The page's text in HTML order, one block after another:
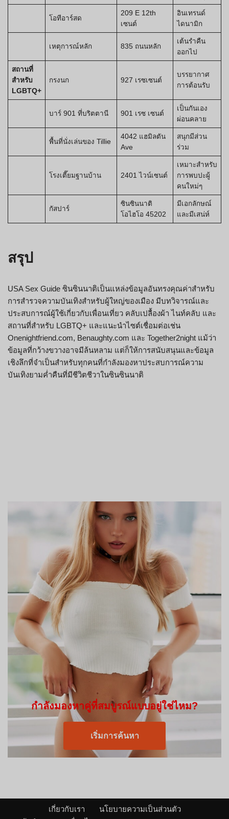
โอทีอาร์สด
209 E 12th
เซนต์
อินเทรนด์
ไดนามิก
เหตุการณ์หลัก 835 ถนนหลัก
เต้นรำคืน
ออกไป
สถานที่
สำหรับ
LGBTQ+
กรงนก 927 เรซเซนต์
บรรยากาศ
การต้อนรับ
บาร์ 901 ที่บริตตานี 901 เรซ เซนต์
เป็นกันเอง
ผ่อนคลาย
พื้นที่นั่งเล่นของ Tillie
4042 แฮมิลตัน
Ave
สนุกมีส่วน
ร่วม
โรงเตี๊ยมฐานบ้าน 2401 ไวน์เซนต์
เหมาะสำหรับ
การพบปะผู้
คนใหม่ๆ
กัสปาร์
ซินซินนาติ
โอไฮโอ 45202
มีเอกลักษณ์
และมีเสน่ห์
สรุป
USA Sex Guide ซินซินนาติเป็นแหล่งข้อมูลอันทรงคุณค่าสำหรับ
การสำรวจความบันเทิงสำหรับผู้ใหญ่ของเมือง มีบทวิจารณ์และ
ประสบการณ์ผู้ใช้เกี่ยวกับเพื่อนเที่ยว คลับเปลื้องผ้า ไนท์คลับ และ
สถานที่สำหรับ LGBTQ+ และแนะนำไซต์เชื่อมต่อเช่น
Onenightfriend.com, Benaughty.com และ Together2night แม้ว่า
ข้อมูลที่กว้างขวางอาจมีล้นหลาม แต่ก็ให้การสนับสนุนและข้อมูล
เชิงลึกที่จำเป็นสำหรับทุกคนที่กำลังมองหาประสบการณ์ความ
บันเทิงยามค่ำคืนที่มีชีวิตชีวาในซินซินนาติ
กำลังมองหาคู่ที่สมบูรณ์แบบอยู่ใช่ไหม?
เริ่มการค้นหา
เกี่ยวกับเรา
นโยบายความเป็นส่วนตัว